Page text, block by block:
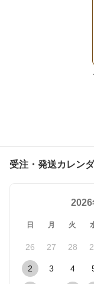
受注・発送カレン
2026
日 月 火
26 27 28
2 3 4